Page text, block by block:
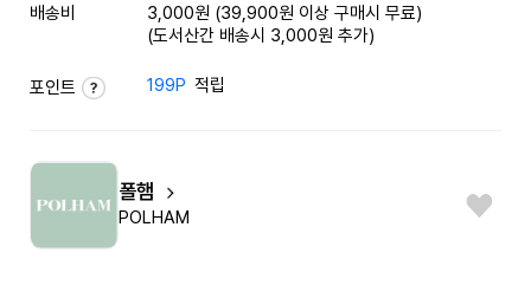
배송비
3,000원 (39,900원 이상 구매시 무료)
(도서산간 배송시 3,000원 추가)
포인트 199P 적립
폴햄
POLHAM